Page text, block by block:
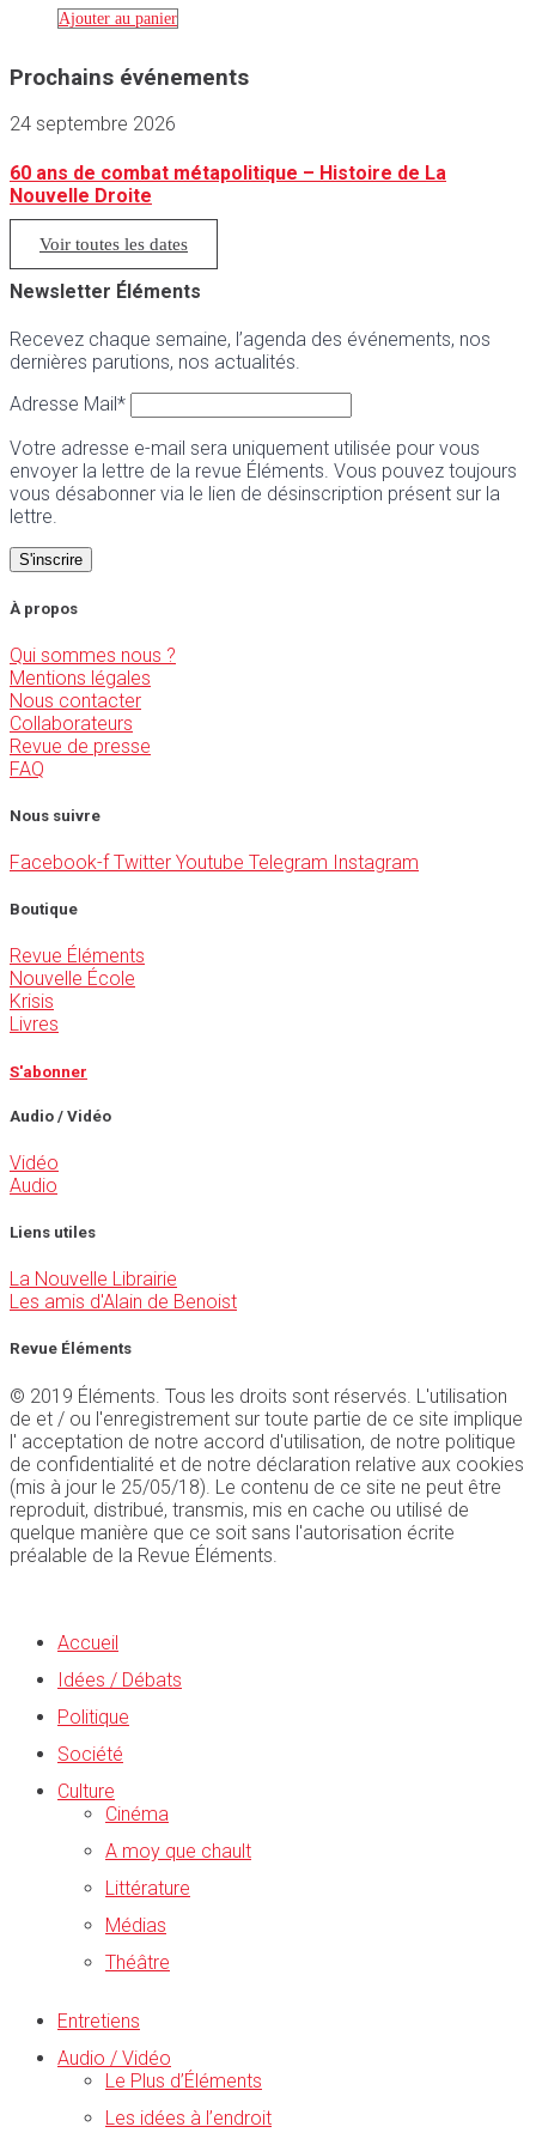
Ajouter au panier
Prochains événements
24 septembre 2026
60 ans de combat métapolitique – Histoire de La
Nouvelle Droite
Voir toutes les dates
Newsletter Éléments
Recevez chaque semaine, l’agenda des événements, nos
dernières parutions, nos actualités.
Adresse Mail*
Votre adresse e-mail sera uniquement utilisée pour vous
envoyer la lettre de la revue Éléments. Vous pouvez toujours
vous désabonner via le lien de désinscription présent sur la
lettre.
À propos
Qui sommes nous ?
Mentions légales
Nous contacter
Collaborateurs
Revue de presse
FAQ
Nous suivre
Facebook-f Twitter Youtube Telegram Instagram
Boutique
Revue Éléments
Nouvelle École
Krisis
Livres
S'abonner
Audio / Vidéo
Vidéo
Audio
Liens utiles
La Nouvelle Librairie
Les amis d'Alain de Benoist
Revue Éléments
© 2019 Éléments. Tous les droits sont réservés. L'utilisation
de et / ou l'enregistrement sur toute partie de ce site implique
l' acceptation de notre accord d'utilisation, de notre politique
de confidentialité et de notre déclaration relative aux cookies
(mis à jour le 25/05/18). Le contenu de ce site ne peut être
reproduit, distribué, transmis, mis en cache ou utilisé de
quelque manière que ce soit sans l'autorisation écrite
préalable de la Revue Éléments.
Accueil
Idées / Débats
Politique
Société
Culture
Cinéma
A moy que chault
Littérature
Médias
Théâtre
Entretiens
Audio / Vidéo
Le Plus d’Éléments
Les idées à l’endroit